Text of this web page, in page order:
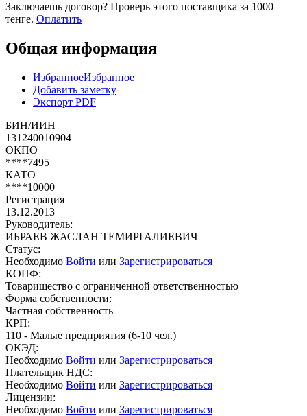
Заключаешь договор? Проверь этого поставщика за 1000
тенге. Оплатить
Общая информация
ИзбранноеИзбранное
Добавить заметку
Экспорт PDF
БИН/ИИН
131240010904
ОКПО
****7495
КАТО
****10000
Регистрация
13.12.2013
Руководитель:
ИБРАЕВ ЖАСЛАН ТЕМИРГАЛИЕВИЧ
Статус:
Необходимо Войти или Зарегистрироваться
КОПФ:
Товарищество с ограниченной ответственностью
Форма собственности:
Частная собственность
КРП:
110 - Малые предприятия (6-10 чел.)
ОКЭД:
Необходимо Войти или Зарегистрироваться
Плательщик НДС:
Необходимо Войти или Зарегистрироваться
Лицензии:
Необходимо Войти или Зарегистрироваться